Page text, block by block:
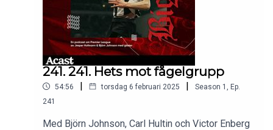
241. 241. Hets mot fågelgrupp
54:56 | torsdag 6 februari 2025 | Season 1 , Ep.
241
Med Björn Johnson, Carl Hultin och Victor Enberg